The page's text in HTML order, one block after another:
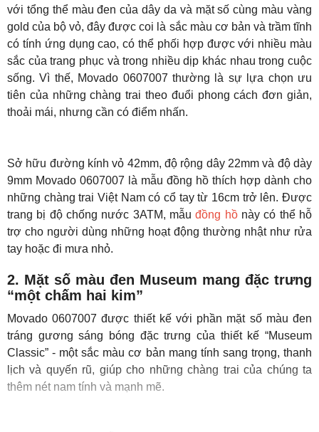
với tổng thể màu đen của dây da và mặt số cùng màu vàng
gold của bộ vỏ, đây được coi là sắc màu cơ bản và trầm tĩnh
có tính ứng dụng cao, có thể phối hợp được với nhiều màu
sắc của trang phục và trong nhiều dịp khác nhau trong cuộc
sống. Vì thế, Movado 0607007 thường là sự lựa chọn ưu
tiên của những chàng trai theo đuổi phong cách đơn giản,
thoải mái, nhưng cần có điểm nhấn.
Sở hữu đường kính vỏ 42mm, độ rộng dây 22mm và độ dày